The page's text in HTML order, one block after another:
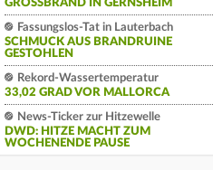
GROSSBRAND IN GERNSHEIM
Fassungslos-Tat in Lauterbach
SCHMUCK AUS BRANDRUINE
GESTOHLEN
Rekord-Wassertemperatur
33,02 GRAD VOR MALLORCA
News-Ticker zur Hitzewelle
DWD: HITZE MACHT ZUM
WOCHENENDE PAUSE